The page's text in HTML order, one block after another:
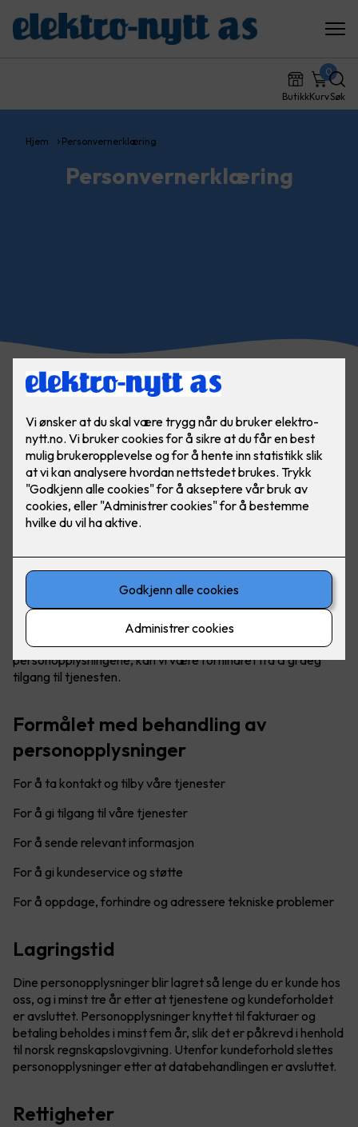
ButikkKurv
0
Søk
Hjem Personvernerklæring
Personvernerklæring
Personvern
Denne personvernerklæringen informerer om hvordan vi
samler inn og bruker personopplysninger når du benytter
våre tjenester og om dine rettigheter.
Personopplysninger som innhentes og
behandles
Vi innhenter personopplysninger for å tilby og forbedre vår
tjeneste til deg. Ved bruke av våre tjenester kan vi be om
personopplysninger for å ta kontakt eller identifisere deg.
Eksempler på personopplysninger er navn, telefonnummer,
e-post adresse og bruksdata. Det er frivillig å oppgi denne
informasjonen. Hvis du velger å ikke oppgi
personopplysningene, kan vi være forhindret fra å gi deg
tilgang til tjenesten.
Formålet med behandling av
personopplysninger
For å ta kontakt og tilby våre tjenester
For å gi tilgang til våre tjenester
For å sende relevant informasjon
For å gi kundeservice og støtte
For å oppdage, forhindre og adressere tekniske problemer
Lagringstid
Dine personopplysninger blir lagret så lenge du er kunde hos
oss, og i minst tre år etter at tjenestene og kundeforholdet
er avsluttet. Personopplysninger knyttet til fakturaer og
betaling beholdes i minst fem år, slik det er påkrevd i henhold
til norsk regnskapslovgivning. Utenfor kundeforhold slettes
personopplysninger etter at databehandlingen er avsluttet.
Rettigheter